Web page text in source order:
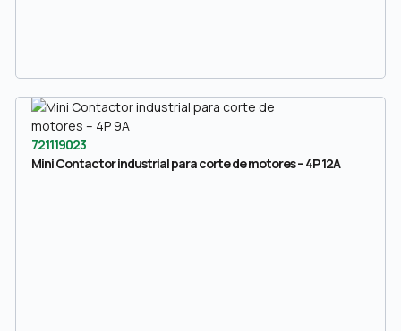
721119023
Mini Contactor industrial para corte de motores – 4P 12A